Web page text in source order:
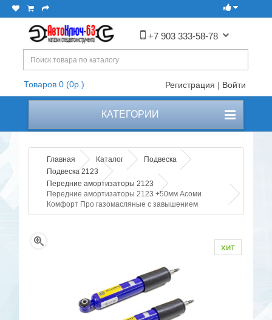
+7 903 333-58-78
Товаров 0 (0р.) Регистрация | Войти
КАТЕГОРИИ
Главная Каталог
Подвеска
Подвеска 2123
Передние амортизаторы 2123
Передние амортизаторы 2123 +50мм Асоми
Комфорт Про газомасляные с завышением
хит